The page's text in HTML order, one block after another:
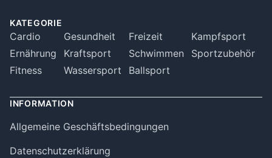
KATEGORIE
Cardio
Ernährung
Fitness
Gesundheit
Kraftsport
Wassersport
Freizeit
Schwimmen
Ballsport
Kampfsport
Sportzubehör
INFORMATION
Allgemeine Geschäftsbedingungen
Datenschutzerklärung